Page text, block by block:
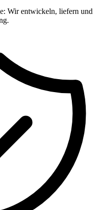
Wir entwickeln, liefern und